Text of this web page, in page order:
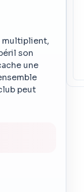
multiplient,
son
une
peut